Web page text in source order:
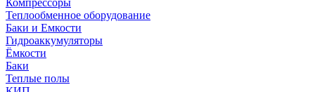
Компрессоры
Теплообменное оборудование
Баки и Емкости
Гидроаккумуляторы
Ёмкости
Баки
Теплые полы